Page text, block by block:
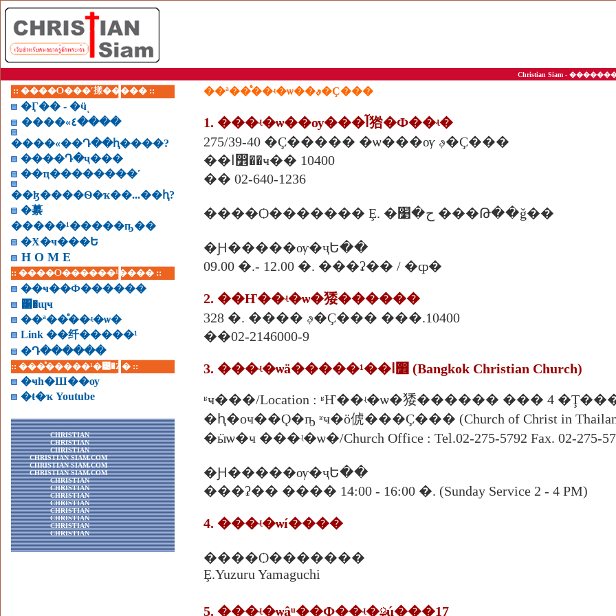
Christian Siam -
:: ����Ѻ���ʹ㨾����� ::
�Ӷ�� - �ӵͺ
����«٤����
����«��Դ��ԧ����?
����Դ�ҷ���
��ҵ��������˹
��ɮ����Ѳ�ҡ��...��ԧ?
�繤
�����¹�����ҧ��
�Ӿ�ҹ���Ե
H O M E
:: ����Ѻ������¹���� ::
��ҹ��Ф������
͸�ɰҹ
��ª��ͤ��ʵ�ѡ�
Link ��纤�����¹
�Դ������
:: ���ͤ�����¹�͹�Ź� ::
�ҹһ�Ш��ѹ
�ŧ�ҡ Youtube
CHRISTIAN
CHRISTIAN
CHRISTIAN
CHRISTIAN SIAM.COM
CHRISTIAN SIAM.COM
CHRISTIAN SIAM.COM
CHRISTIAN
CHRISTIAN
CHRISTIAN
CHRISTIAN
CHRISTIAN
CHRISTIAN
CHRISTIAN
CHRISTIAN
��ª��ͤ��ʵ�ѡ��ࢵ�Ҫ���
1. ���ʵ�ѡ��ѹ���آ㹾�Ф��ʵ�
275/39-40 �Ҫ����� �ѡ���ѹ ࢵ�Ҫ���
��ا෾��ҹ�� 10400
�� 02-640-1236
����Ѻ������� Ȩ. �ح�׹ ���Թ��ǧ��
�Ԩ�����ѹ�ҷԵ��
09.00 �.- 12.00 �. ���ʡ�� / �ȹ�
2. ��Ҥ��ʵ�ѡ�㹻������
328 �. ���� ࢵ�Ҫ��� ���.10400
��02-2146000-9
3. ���ʵ�ѡä�����¹��ا෾ (Bangkok Christian Church)
�ԧ�оҹ��Ǫ�ҧ ʶҹ�ö俿���Ҫ��� (Church of Christ in Thailand
�ӹѡ�ҹ ���ʵ�ѡ�/Church Office : Tel.02-275-5792 Fax. 02-275-
�Ԩ�����ѹ�ҷԵ��
���ʡ�� ���� 14:00 - 16:00 �. (Sunday Service 2 - 4 PM)
4. ���ʵ�ѡí����
����Ѻ�������
Ȩ.Yuzuru Yamaguchi
5. ���ʵ�ѡâͧ��Ф��ʵ�ྪú���17